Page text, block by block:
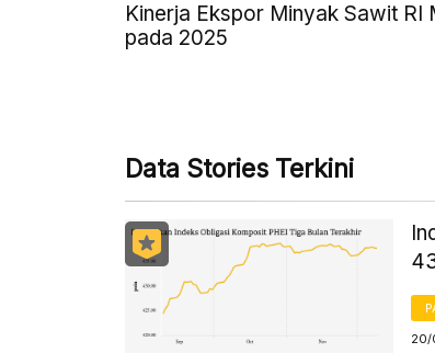
Kinerja Ekspor Minyak Sawit RI
pada 2025
Data Stories Terkini
20/